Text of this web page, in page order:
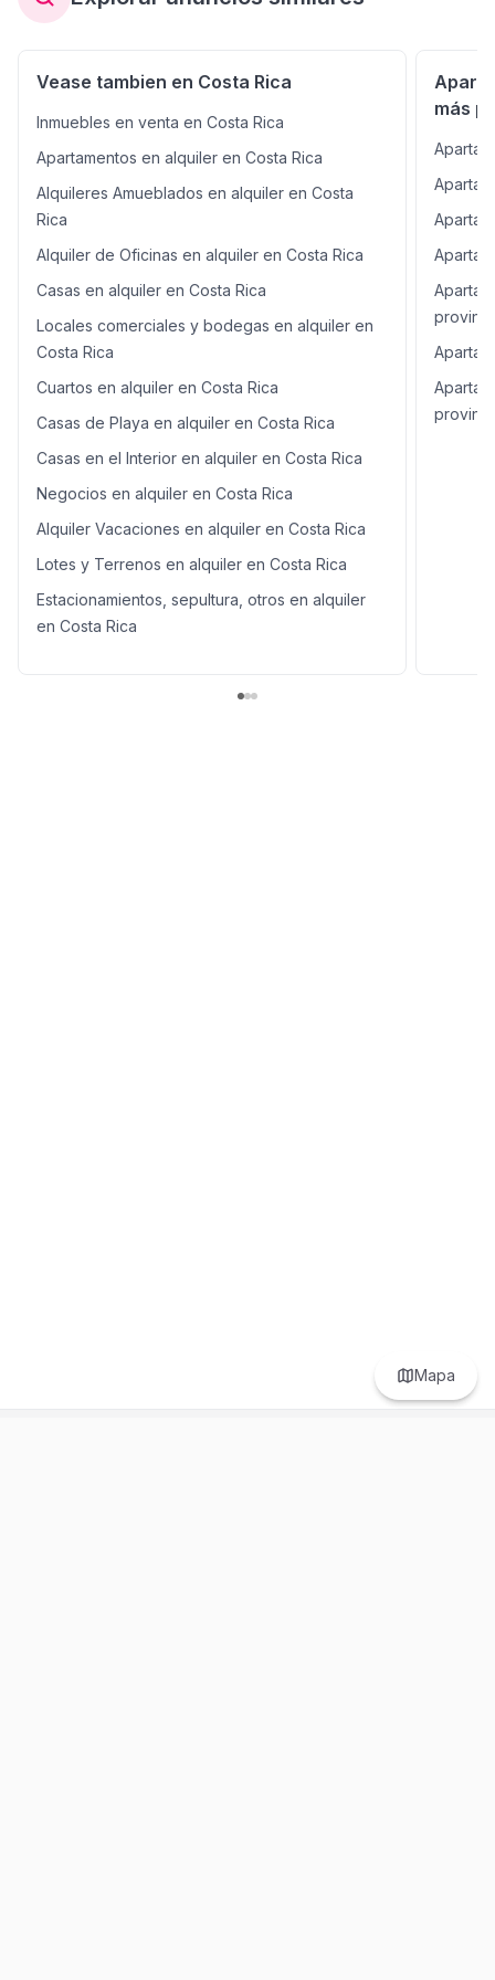
Mapa
Cuota de mantenimiento: Es de $912 mensual. Impuestos
¢592.541,19
Vease tambien en Costa Rica
Inmuebles en venta en Costa Rica
Apartamentos en alquiler en Costa Rica
Alquileres Amueblados en alquiler en Costa
Rica
Alquiler de Oficinas en alquiler en Costa Rica
Casas en alquiler en Costa Rica
Locales comerciales y bodegas en alquiler en
Costa Rica
Cuartos en alquiler en Costa Rica
Casas de Playa en alquiler en Costa Rica
Casas en el Interior en alquiler en Costa Rica
Negocios en alquiler en Costa Rica
Alquiler Vacaciones en alquiler en Costa Rica
Lotes y Terrenos en alquiler en Costa Rica
Estacionamientos, sepultura, otros en alquiler
en Costa Rica
más